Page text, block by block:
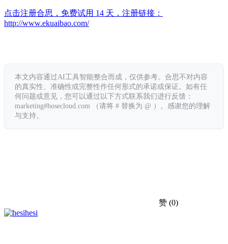
点击注册合思，免费试用 14 天，注册链接：
http://www.ekuaibao.com/
本文内容通过AI工具智能整合而成，仅供参考。合思不对内容
的真实性、准确性或完整性作任何形式的承诺或保证。如有任
何问题或意见，您可以通过以下方式联系我们进行反馈：
marketing#hosecloud.com （请将 # 替换为 @ ）。感谢您的理解
与支持。
赞 (0)
hesi